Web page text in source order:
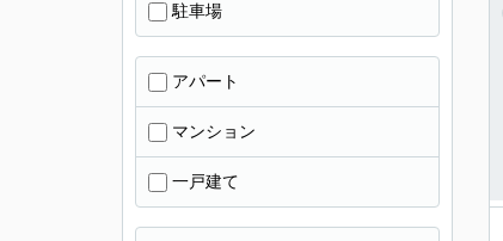
駐車場
アパート
マンション
一戸建て